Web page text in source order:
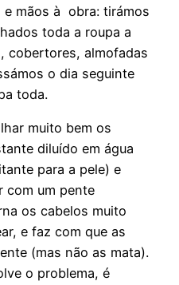
mãos à obra: tirámos
toda a roupa a
cobertores, almofadas
o dia seguinte
toda.
muito bem os
diluído em água
para a pele) e
com um pente
os cabelos muito
e faz com que as
(mas não as mata).
o problema, é